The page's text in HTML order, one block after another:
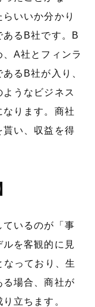
いいか分かり
あるB社です。B
A社とフィンラ
るB社が入り、
うなビジネス
ります。商社
貰い、収益を得
ているのが「事
を客観的に見
なっており、生
る場合、商社が
立ちます。